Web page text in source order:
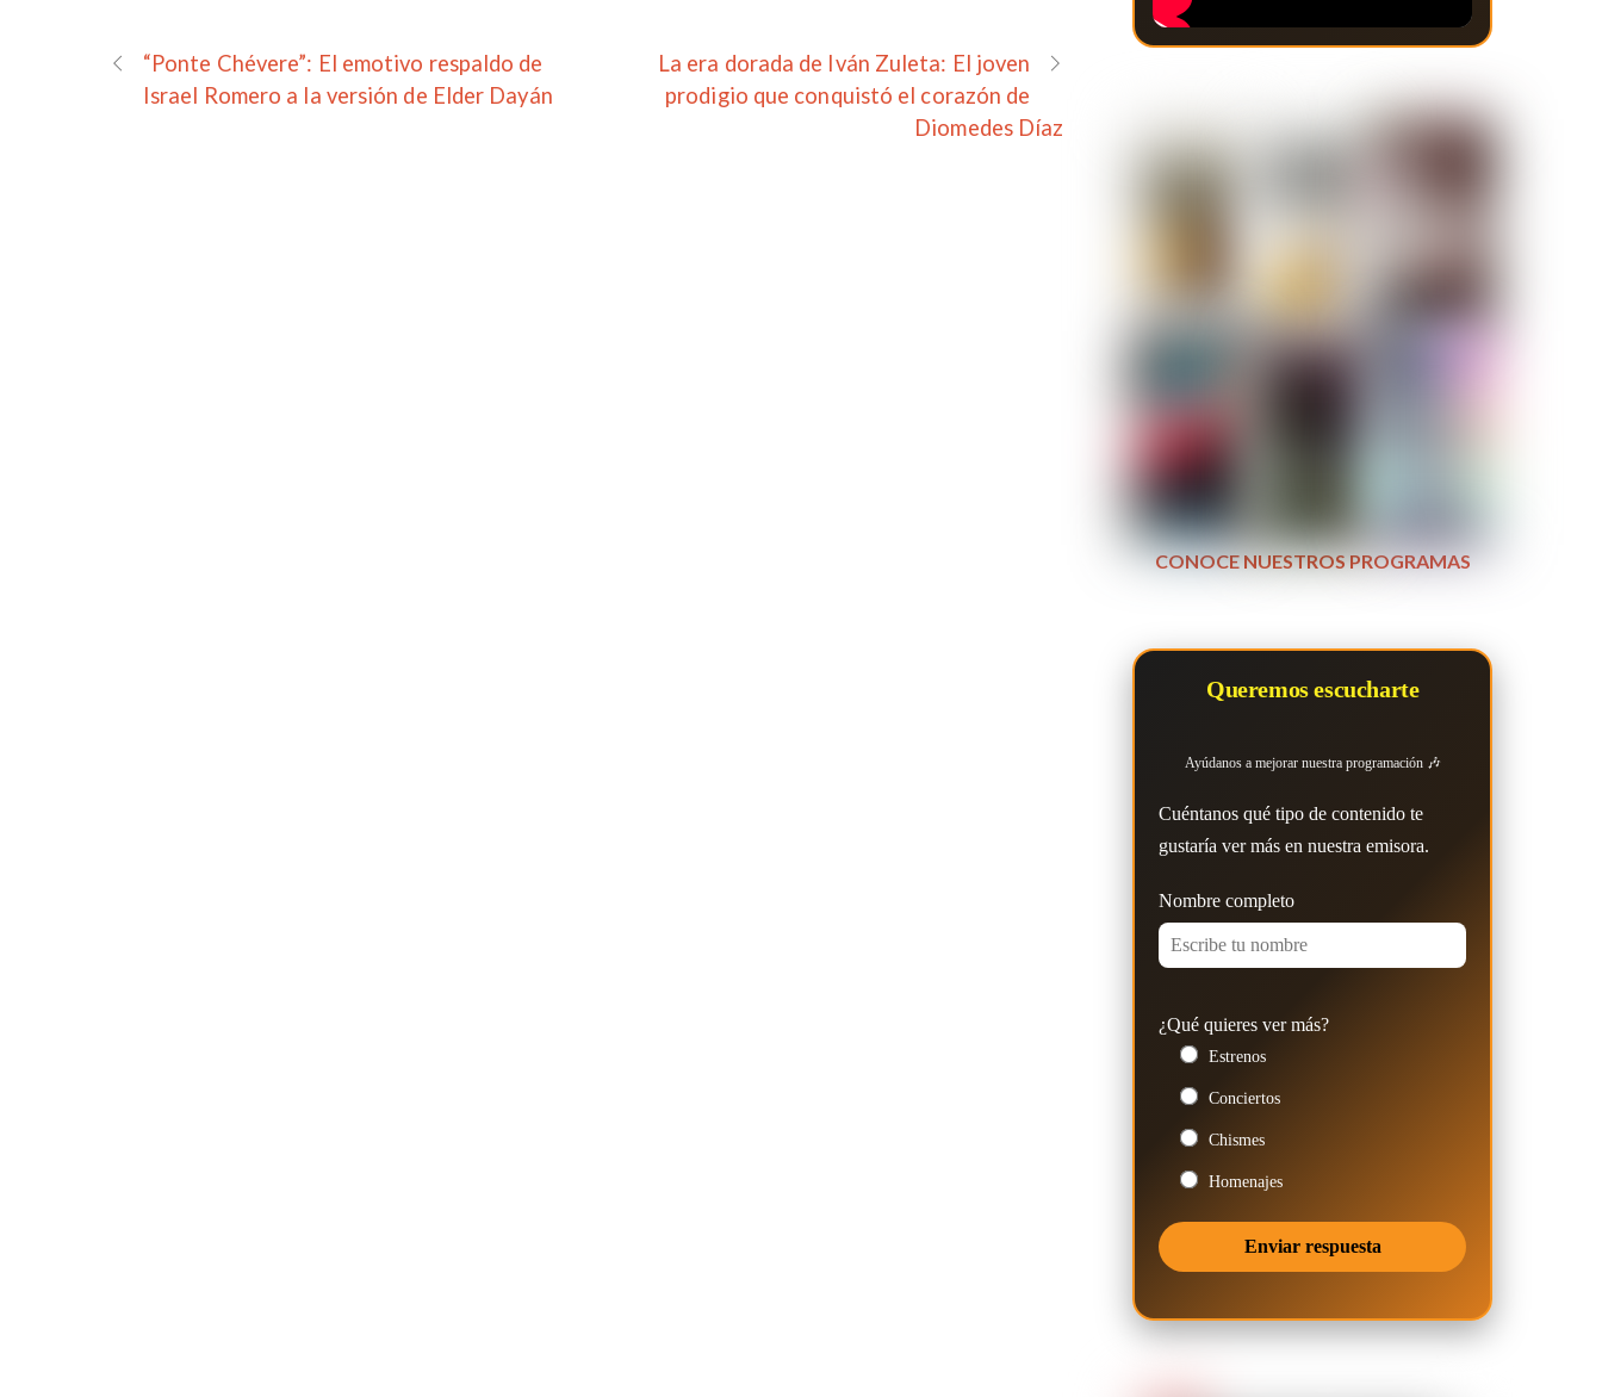
“Ponte Chévere”: El emotivo respaldo de
Israel Romero a la versión de Elder Dayán
La era dorada de Iván Zuleta: El joven
prodigio que conquistó el corazón de
Diomedes Díaz
CONOCE NUESTROS PROGRAMAS
Queremos escucharte
Ayúdanos a mejorar nuestra programación 🎶
Cuéntanos qué tipo de contenido te
gustaría ver más en nuestra emisora.
Nombre completo
¿Qué quieres ver más?
Estrenos
Conciertos
Chismes
Homenajes